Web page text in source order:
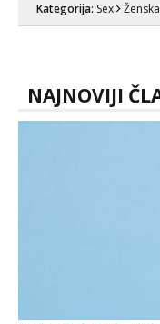
Kategorija: Sex
NAJNOVIJI